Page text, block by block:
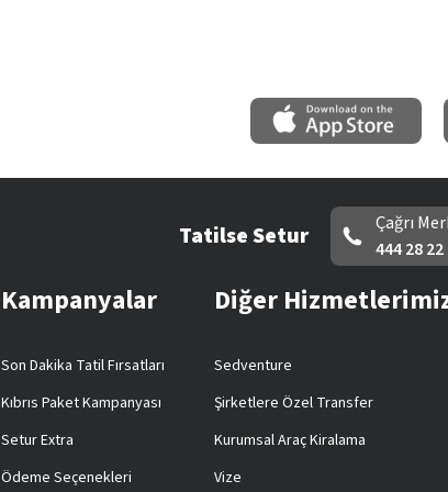
Tatilse Setur
Çağrı
444 28 22
Kampanyalar
Son Dakika Tatil Fırsatları
Kıbrıs Paket Kampanyası
Setur Extra
Ödeme Seçenekleri
Diğer
Sedventure
Şirketlere Özel Transfer
Kurumsal Araç Kiralama
Vize